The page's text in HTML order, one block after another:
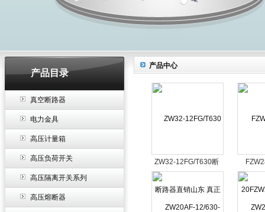
产品目录
真空断路器
电力金具
高压计量箱
高压负荷开关
高压隔离开关系列
高压熔断器
产品中心
ZW32-12FG/T630断
路器直销山东 真正的*
外分界